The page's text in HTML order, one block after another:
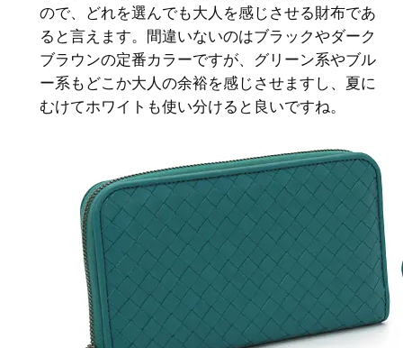
ので、どれを選んでも大人を感じさせる財布であ
ると言えます。間違いないのはブラックやダーク
ブラウンの定番カラーですが、グリーン系やブル
ー系もどこか大人の余裕を感じさせますし、夏に
むけてホワイトも使い分けると良いですね。